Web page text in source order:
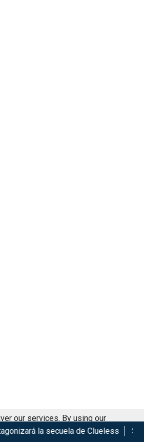
de Clueless Sr. González lanza
our services. By using our
our use of cookies.
Got it